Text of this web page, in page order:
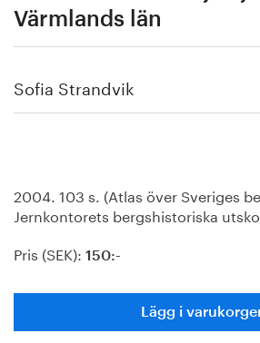
Värmlands län
Sofia Strandvik
2004. 103 s. (Atlas över Sveriges
Jernkontorets bergshistoriska
Pris (SEK): 150:-
Lägg i